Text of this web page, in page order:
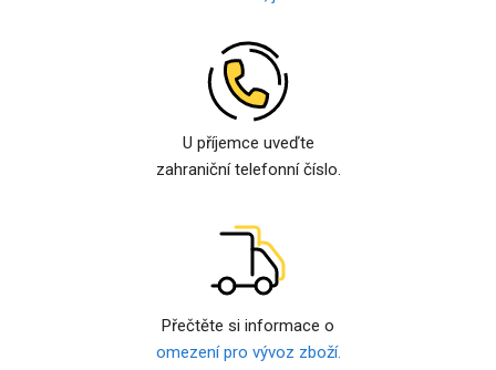
U příjemce uveďte
zahraniční telefonní číslo.
Přečtěte si informace o
omezení pro vývoz zboží.